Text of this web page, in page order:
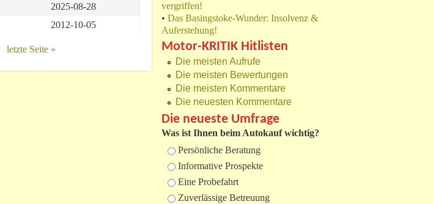
2025-08-28
2012-10-05
letzte Seite »
vergriffen!
• Das Basingstoke-Wunder: Insolvenz &
Auferstehung!
Motor-KRITIK Hitlisten
Die meisten Aufrufe
Die meisten Bewertungen
Die meisten Kommentare
Die neuesten Kommentare
Die neueste Umfrage
Was ist Ihnen beim Autokauf wichtig?
Auswahlmöglichkeiten
Persönliche Beratung
Informative Prospekte
Eine Probefahrt
Zuverlässige Betreuung